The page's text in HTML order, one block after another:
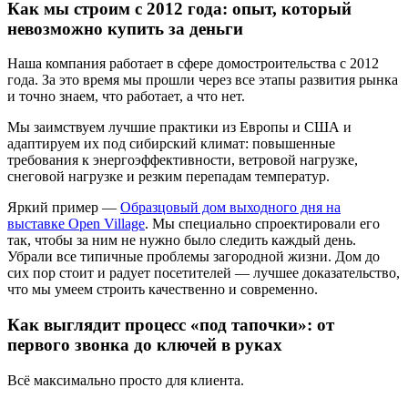
Как мы строим с 2012 года: опыт, который
невозможно купить за деньги
Наша компания работает в сфере домостроительства с 2012
года. За это время мы прошли через все этапы развития рынка
и точно знаем, что работает, а что нет.
Мы заимствуем лучшие практики из Европы и США и
адаптируем их под сибирский климат: повышенные
требования к энергоэффективности, ветровой нагрузке,
снеговой нагрузке и резким перепадам температур.
Яркий пример — Образцовый дом выходного дня на
выставке Open Village. Мы специально спроектировали его
так, чтобы за ним не нужно было следить каждый день.
Убрали все типичные проблемы загородной жизни. Дом до
сих пор стоит и радует посетителей — лучшее доказательство,
что мы умеем строить качественно и современно.
Как выглядит процесс «под тапочки»: от
первого звонка до ключей в руках
Всё максимально просто для клиента.